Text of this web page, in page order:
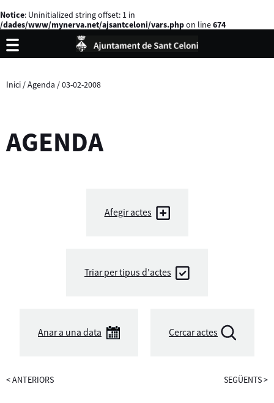
Notice: Uninitialized string offset: 1 in
/dades/www/mynerva.net/ajsantceloni/vars.phpon line674
Inici /Agenda /03-02-2008
AGENDA
Afegir actes
Triar per tipus d'actes
Anar a una data Cercar actes
<ANTERIORS SEGÜENTS>